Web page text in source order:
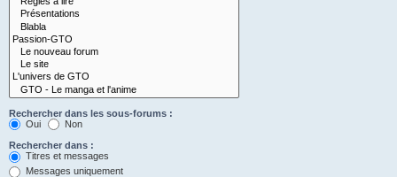
Rechercher dans les sous-forums :
Oui
Non
Rechercher dans :
Titres et messages
Messages uniquement